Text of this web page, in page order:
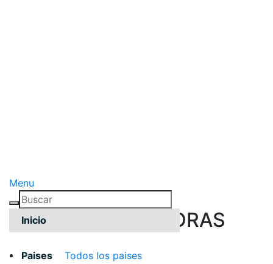
Menu
Inicio
Paises Todos los paises
TODAS LAS EMISORAS